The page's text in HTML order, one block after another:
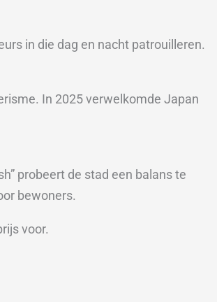
in die dag en nacht patrouilleren.
In 2025 verwelkomde Japan
probeert de stad een balans te
bewoners.
voor.